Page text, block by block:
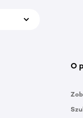
O